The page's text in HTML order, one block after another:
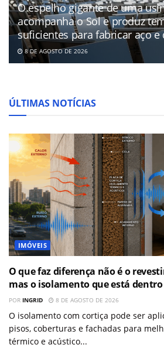
O espelho gigante de uma
acompanha o Sol e produz
suficientes para fabricar aço
8 DE AGOSTO DE 2026
ÚLTIMAS NOTÍCIAS
IMÓVEIS
O que faz diferença não é o
mas o isolamento que está
POR INGRID 8 DE AGOSTO DE 2026
O isolamento com cortiça pode ser
pisos, coberturas e fachadas para
térmico e acústico...